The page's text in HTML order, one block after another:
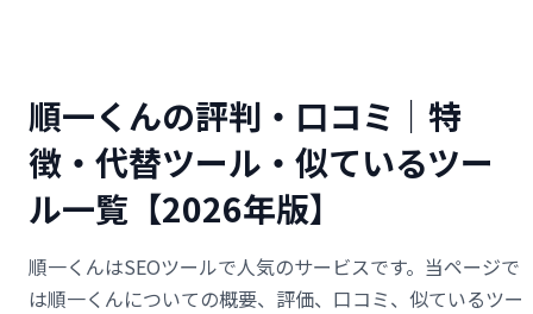
順一くんの評判・口コミ｜特
徴・代替ツール・似ているツー
ル一覧【2026年版】
順一くんはSEOツールで人気のサービスです。当ページで
は順一くんについての概要、評価、口コミ、似ているツー